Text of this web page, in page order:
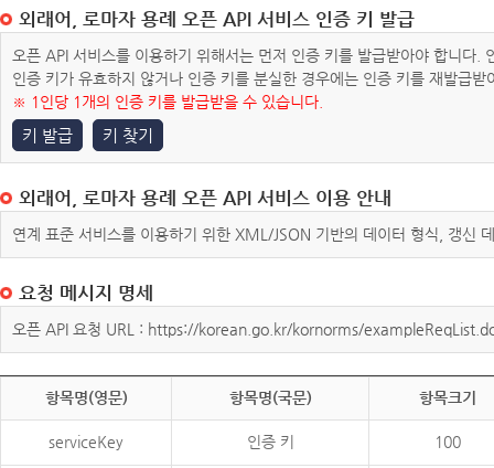
외래어, 로마자 용례 오픈 API 서비스 인증 키 발급
오픈 API 서비스를 이용하기 위해서는 먼저 인증 키를 발급받아야 합니다
인증 키가 유효하지 않거나 인증 키를 분실한 경우에는 인증 키를 재발급받
※ 1인당 1개의 인증 키를 발급받을 수 있습니다.
키 발급 키 찾기
외래어, 로마자 용례 오픈 API 서비스 이용 안내
연계 표준 서비스를 이용하기 위한 XML/JSON 기반의 데이터 형식, 갱신
요청 메시지 명세
오픈 API 요청 URL : https://korean.go.kr/kornorms/
항목명(영문) 항목명(국문) 항목크기
serviceKey 인증 키 100